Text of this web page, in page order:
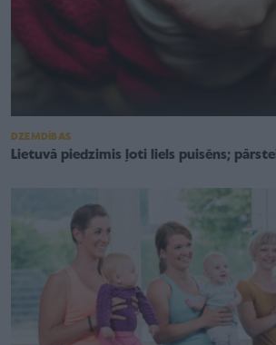
DZEMDĪBAS
Lietuvā piedzimis ļoti liels puisēns;